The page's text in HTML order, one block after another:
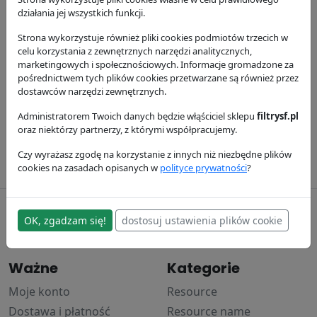
Filtr oleju
SP4371
SF Filter
32.05 zł
Filtr powietrza
SL5891
SF Filter
36.59 zł
Filtr oleju
SF Filter
524.12 zł
filtrysf.pl
Ważne
Moje konto
Dostawa i płatność
Kategorie
Resource
Resource name
działania jej wszystkich funkcji.
Strona wykorzystuje również pliki cookies podmiotów trzecich w
celu korzystania z zewnętrznych narzędzi analitycznych,
marketingowych i społecznościowych. Informacje gromadzone za
pośrednictwem tych plików cookies przetwarzane są również przez
dostawców narzędzi zewnętrznych.
Administratorem Twoich danych będzie włąściciel sklepu filtrysf.pl
oraz niektórzy partnerzy, z którymi współpracujemy.
Czy wyrażasz zgodę na korzystanie z innych niż niezbędne plików
cookies na zasadach opisanych w polityce prywatności?
OK, zgadzam się! dostosuj ustawienia plików cookie